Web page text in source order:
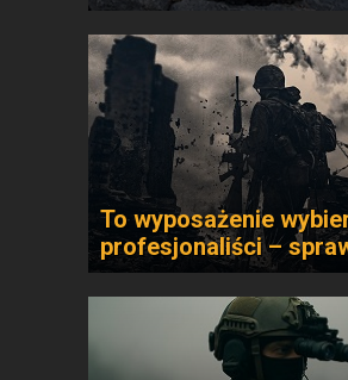
To wyposażenie
profesjonaliści –